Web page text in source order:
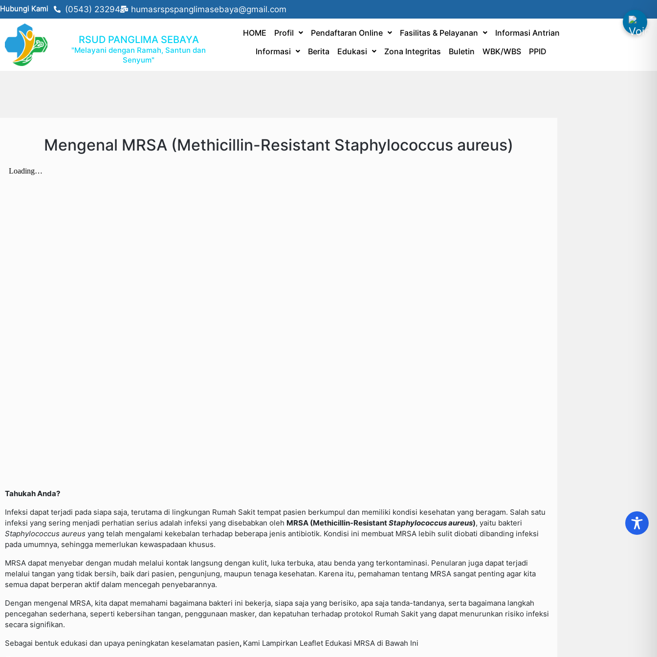
Hubungi Kami (0543) 23294 humasrspspanglimasebaya@gmail.com
RSUD PANGLIMA SEBAYA
"Melayani dengan Ramah, Santun dan
Senyum"
HOME Profil Pendaftaran Online Fasilitas & Pelayanan
Informasi Antrian
Informasi
Berita Edukasi Zona Integritas Buletin WBK/WBS PPID
Mengenal MRSA (Methicillin-Resistant Staphylococcus aureus)
Tahukah Anda?
Infeksi dapat terjadi pada siapa saja, terutama di lingkungan Rumah Sakit tempat pasien berkumpul dan memiliki kondisi kesehatan yang beragam. Salah satu
infeksi yang sering menjadi perhatian serius adalah infeksi yang disebabkan oleh MRSA (Methicillin-ResistantStaphylococcus aureus), yaitu bakteri
Staphylococcus aureus yang telah mengalami kekebalan terhadap beberapa jenis antibiotik. Kondisi ini membuat MRSA lebih sulit diobati dibanding infeksi
pada umumnya, sehingga memerlukan kewaspadaan khusus.
MRSA dapat menyebar dengan mudah melalui kontak langsung dengan kulit, luka terbuka, atau benda yang terkontaminasi. Penularan juga dapat terjadi
melalui tangan yang tidak bersih, baik dari pasien, pengunjung, maupun tenaga kesehatan. Karena itu, pemahaman tentang MRSA sangat penting agar kita
semua dapat berperan aktif dalam mencegah penyebarannya.
Dengan mengenal MRSA, kita dapat memahami bagaimana bakteri ini bekerja, siapa saja yang berisiko, apa saja tanda-tandanya, serta bagaimana langkah
pencegahan sederhana, seperti kebersihan tangan, penggunaan masker, dan kepatuhan terhadap protokol Rumah Sakit yang dapat menurunkan risiko infeksi
secara signifikan.
Sebagai bentuk edukasi dan upaya peningkatan keselamatan pasien, Kami Lampirkan Leaflet Edukasi MRSA di Bawah Ini